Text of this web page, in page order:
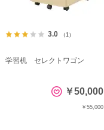
3.0 （1）
学習机 セレクトワゴン
￥50,000
￥55,000